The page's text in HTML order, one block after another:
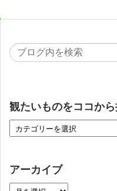
観たいものをココか
アーカイブ